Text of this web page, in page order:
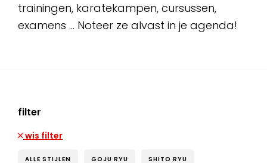
trainingen, karatekampen, cursussen,
examens … Noteer ze alvast in je agenda!
filter
wis filter
ALLE STIJLEN GOJU RYU SHITO RYU